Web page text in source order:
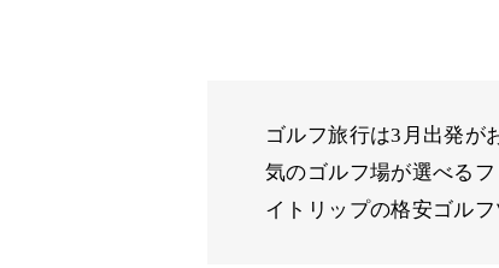
ゴルフ旅行は3月出発が
気のゴルフ場が選べる
イトリップの格安ゴルフ